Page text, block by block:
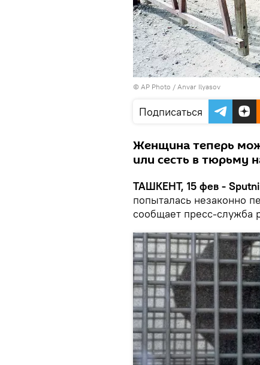
© AP Photo / Anvar Ilyasov
Подписаться
Женщина теперь
или сесть в тюрьму
ТАШКЕНТ, 15 фев -
попыталась незаконно
сообщает пресс-служба